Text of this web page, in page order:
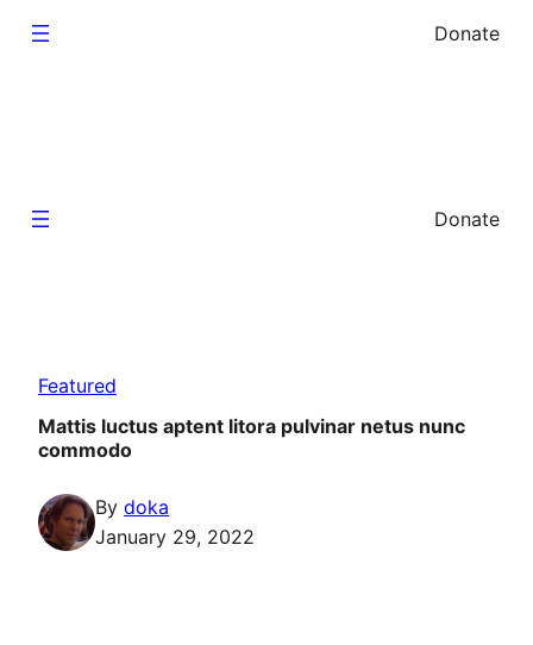
Donate
Activate
Homepage
Sample Page
Facebook
Instagram
X
Donate
Featured
Mattis luctus aptent litora pulvinar netus nunc
commodo
By doka
January 29, 2022